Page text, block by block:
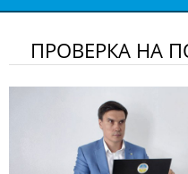
ПРОВЕРКА НА